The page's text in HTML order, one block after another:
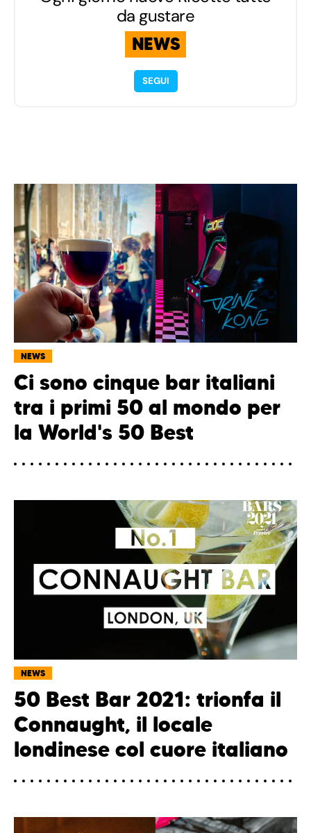
da gustare
NEWS
SEGUI
NEWS
Ci sono cinque bar italiani
tra i primi 50 al mondo per
la World's 50 Best
NEWS
50 Best Bar 2021: trionfa il
Connaught, il locale
londinese col cuore italiano